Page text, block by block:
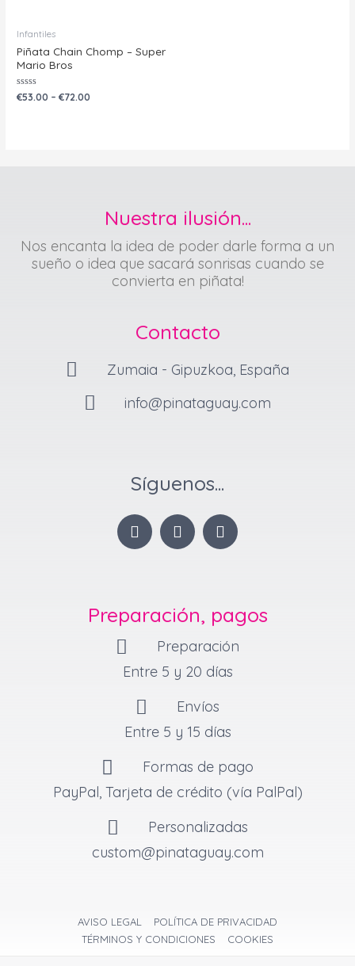
Infantiles
Piñata Chain Chomp – Super
Mario Bros
Valorado
con
€53.00 –€72.00
Nuestra ilusión...
Nos encanta la idea de poder darle forma a un
sueño o idea que sacará sonrisas cuando se
convierta en piñata!
Contacto
Zumaia - Gipuzkoa, España
info@pinataguay.com
Síguenos...
I
n
s
r
F
a
c
o
-
f
P
i
n
e
t
Preparación, pagos
Preparación
Entre 5 y 20 días
Envíos
Entre 5 y 15 días
Formas de pago
PayPal, Tarjeta de crédito (vía PalPal)
Personalizadas
custom@pinataguay.com
AVISO LEGAL
POLÍTICA DE PRIVACIDAD
TÉRMINOS Y CONDICIONES
COOKIES